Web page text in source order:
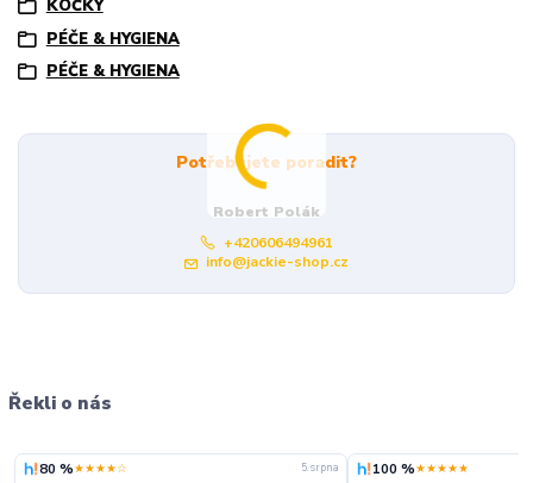
KOČKY
PÉČE & HYGIENA
PÉČE & HYGIENA
Potřebujete poradit?
Robert Polák
+420606494961
info@jackie-shop.cz
Řekli o nás
80 %★★★★☆ 5. srpna 100 %★★★★★